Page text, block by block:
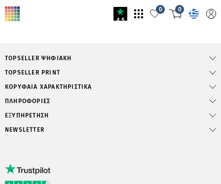
4.5
0 0
TOPSELLER ΨΗΦΙΑΚΉ
TOPSELLER PRINT
ΚΟΡΥΦΑΊΑ ΧΑΡΑΚΤΗΡΙΣΤΙΚΆ
ΠΛΗΡΟΦΟΡΙΕΣ
ΕΞΥΠΗΡΕΤΗΣΗ
NEWSLETTER